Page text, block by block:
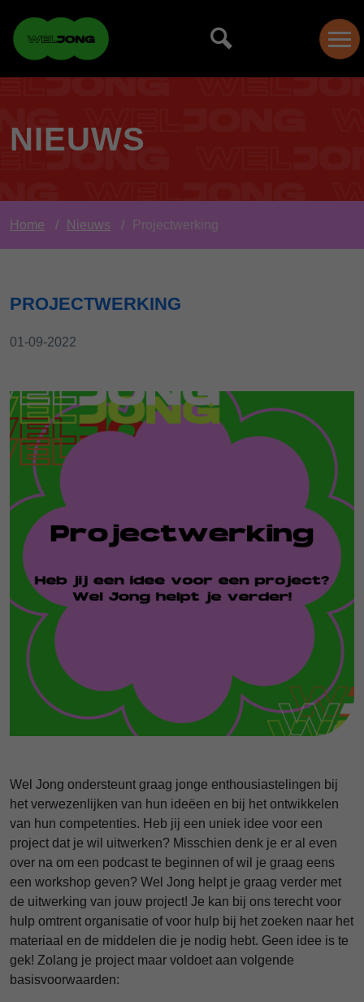
NIEUWS
Home Nieuws Projectwerking
PROJECTWERKING
01-09-2022
Wel Jong ondersteunt graag jonge enthousiastelingen bij
het verwezenlijken van hun ideëen en bij het ontwikkelen
van hun competenties. Heb jij een uniek idee voor een
project dat je wil uitwerken? Misschien denk je er al even
over na om een podcast te beginnen of wil je graag eens
een workshop geven? Wel Jong helpt je graag verder met
de uitwerking van jouw project! Je kan bij ons terecht voor
hulp omtrent organisatie of voor hulp bij het zoeken naar het
materiaal en de middelen die je nodig hebt. Geen idee is te
gek! Zolang je project maar voldoet aan volgende
basisvoorwaarden: